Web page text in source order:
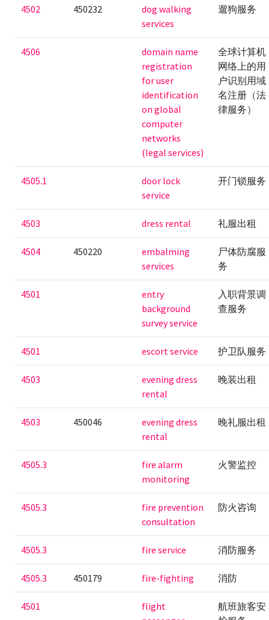
4502 450232
dog walking
services
遛狗服务
4506
domain name
registration
for user
identification
on global
computer
networks
(legal services)
全球计算机
网络上的用
户识别用域
名注册（法
律服务）
4505.1
door lock
service
开门锁服务
4503 dress rental 礼服出租
4504 450220
embalming
services
尸体防腐服
务
4501
entry
background
survey service
入职背景调
查服务
4501 escort service 护卫队服务
4503
evening dress
rental
晚装出租
4503 450046
evening dress
rental
晚礼服出租
4505.3
fire alarm
monitoring
火警监控
4505.3
fire prevention
consultation
防火咨询
4505.3 fire service 消防服务
4505.3 450179 fire-fighting 消防
4501
flight
航班旅客安